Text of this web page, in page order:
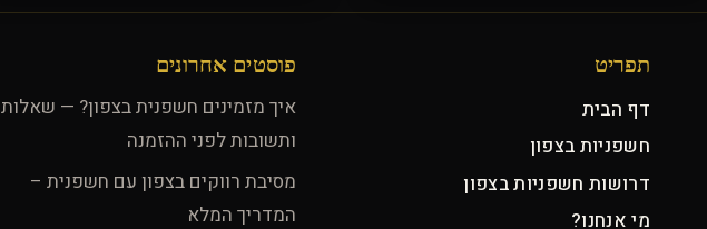
תפריט
דף הבית
חשפניות בצפון
דרושות חשפניות בצפון
מי אנחנו?
פוסטים אחרונים
איך מזמינים חשפנית בצפון? — שאלות
ותשובות לפני ההזמנה
מסיבת רווקים בצפון עם חשפנית –
המדריך המלא